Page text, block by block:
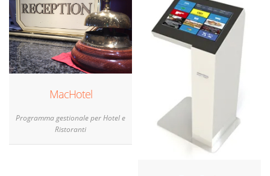
MacHotel
Programma gestionale per Hotel e
Ristoranti